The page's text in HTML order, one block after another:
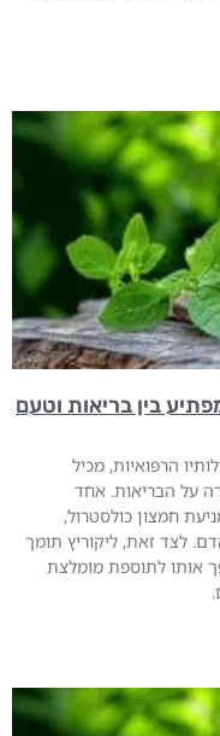
בין בריאות וטעם
הרפואיות, מכיל
על הבריאות. אחד
חמצון כולסטרול,
לצד זאת, ליקוריץ תומך
אותו לתוספת מומלצת